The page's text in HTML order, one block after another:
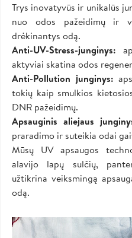
Image
Trys inovatyvūs ir unikalūs
nuo odos pažeidimų ir
drėkinantys odą.
Anti-UV-Stress-junginys:
aktyviai skatina odos
Anti-Pollution junginys:
tokių kaip smulkios
DNR pažeidimų.
Apsauginis aliejaus
praradimo ir suteikia odai
Mūsų UV apsaugos
alavijo lapų sulčių,
užtikrina veiksmingą
odą.